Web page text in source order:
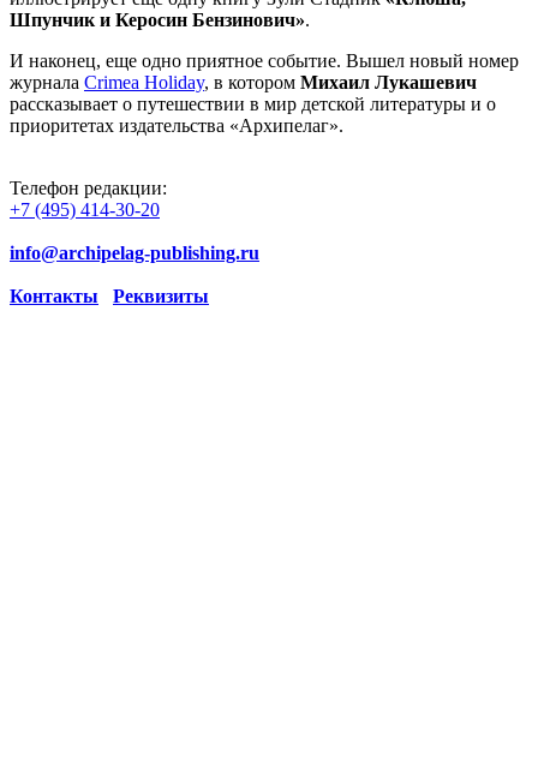
Шпунчик и Керосин Бензинович».
И наконец, еще одно приятное событие. Вышел новый номер
журнала Crimea Holiday, в котором Михаил Лукашевич
рассказывает о путешествии в мир детской литературы и о
приоритетах издательства «Архипелаг».
Телефон редакции:
+7 (495) 414-30-20
info@archipelag-publishing.ru
Контакты Реквизиты